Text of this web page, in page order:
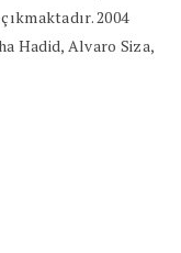
2004
Hadid, Alvaro Siza,